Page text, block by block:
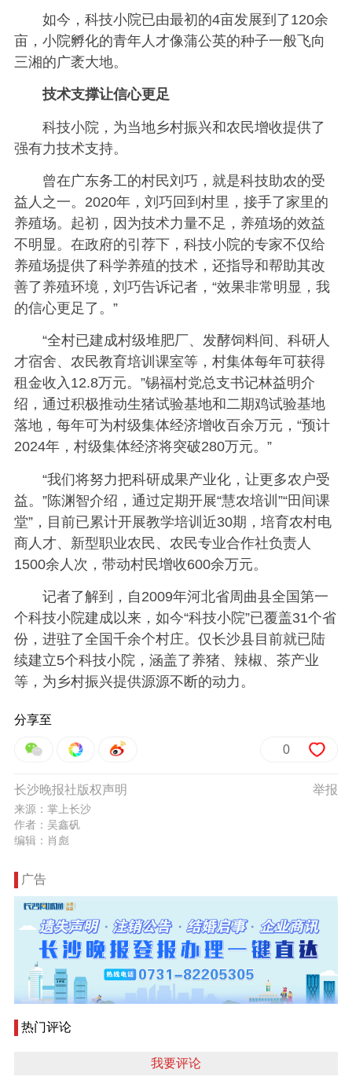
如今，科技小院已由最初的4亩发展到了120余
亩，小院孵化的青年人才像蒲公英的种子一般飞向
三湘的广袤大地。
技术支撑让信心更足
科技小院，为当地乡村振兴和农民增收提供了
强有力技术支持。
曾在广东务工的村民刘巧，就是科技助农的受
益人之一。2020年，刘巧回到村里，接手了家里的
养殖场。起初，因为技术力量不足，养殖场的效益
不明显。在政府的引荐下，科技小院的专家不仅给
养殖场提供了科学养殖的技术，还指导和帮助其改
善了养殖环境，刘巧告诉记者，“效果非常明显，我
的信心更足了。”
“全村已建成村级堆肥厂、发酵饲料间、科研人
才宿舍、农民教育培训课室等，村集体每年可获得
租金收入12.8万元。”锡福村党总支书记林益明介
绍，通过积极推动生猪试验基地和二期鸡试验基地
落地，每年可为村级集体经济增收百余万元，“预计
2024年，村级集体经济将突破280万元。”
“我们将努力把科研成果产业化，让更多农户受
益。”陈渊智介绍，通过定期开展“慧农培训”“田间课
堂”，目前已累计开展教学培训近30期，培育农村电
商人才、新型职业农民、农民专业合作社负责人
1500余人次，带动村民增收600余万元。
记者了解到，自2009年河北省周曲县全国第一
个科技小院建成以来，如今“科技小院”已覆盖31个省
份，进驻了全国千余个村庄。仅长沙县目前就已陆
续建立5个科技小院，涵盖了养猪、辣椒、茶产业
等，为乡村振兴提供源源不断的动力。
分享至
0
举报
长沙晚报社版权声明
来源：掌上长沙
作者：吴鑫矾
编辑：肖彪
广告
热门评论
我要评论